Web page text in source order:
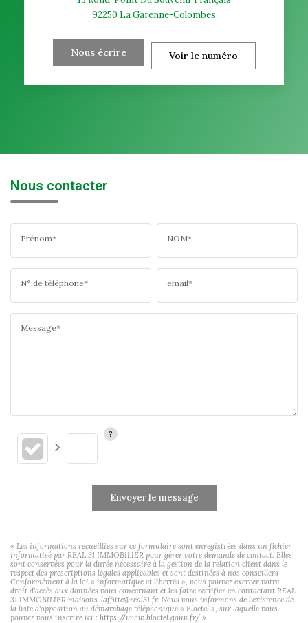
92250 La Garenne-Colombes
Nous écrire Voir le numéro
Nous contacter
Prénom* NOM*
N° de téléphone* email*
Message*
Envoyer le message
« Les informations recueillies sur ce formulaire sont enregistrées dans un fichier
informatisé par REAL 31 IMMOBILIER pour gérer votre demande de contact. Elles
sont conservées pour la durée nécessaire à la gestion de la relation client dans le
respect des prescriptions légales applicables et sont destinées à nos conseillers
Conformément à la loi « informatique et libertés », vous pouvez exercer votre
droit d'accès aux données vous concernant et les faire rectifier en contactant REAL
31 IMMOBILIER maisons-laffitte@real31.fr. Nous vous informons de l'existence de
la liste d'opposition au démarchage téléphonique « Bloctel », sur laquelle vous
pouvez vous inscrire ici : https://www.bloctel.gouv.fr/ »